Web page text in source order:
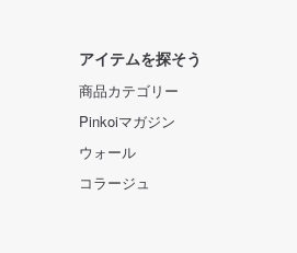
アイテムを探そう
商品カテゴリー
Pinkoiマガジン
ウォール
コラージュ